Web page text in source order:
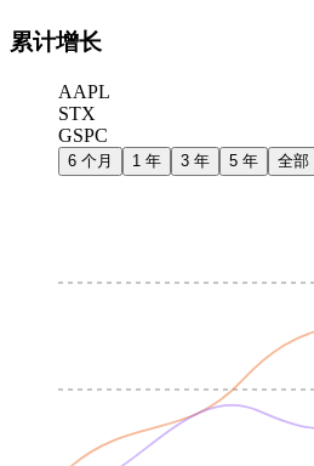
累计增长
AAPL
STX
GSPC
6 个月 1 年 3 年 5 年 全部